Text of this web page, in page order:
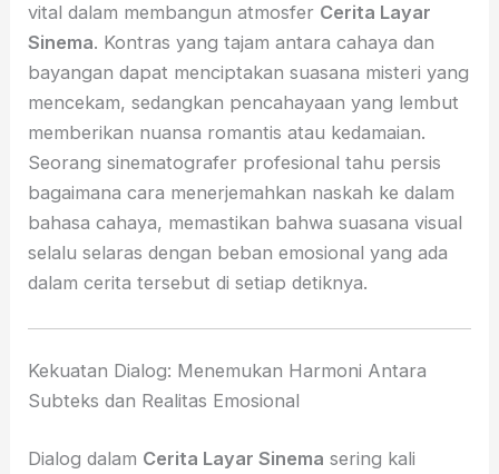
vital dalam membangun atmosfer Cerita Layar
Sinema. Kontras yang tajam antara cahaya dan
bayangan dapat menciptakan suasana misteri yang
mencekam, sedangkan pencahayaan yang lembut
memberikan nuansa romantis atau kedamaian.
Seorang sinematografer profesional tahu persis
bagaimana cara menerjemahkan naskah ke dalam
bahasa cahaya, memastikan bahwa suasana visual
selalu selaras dengan beban emosional yang ada
dalam cerita tersebut di setiap detiknya.
Kekuatan Dialog: Menemukan Harmoni Antara
Subteks dan Realitas Emosional
Dialog dalam Cerita Layar Sinema sering kali